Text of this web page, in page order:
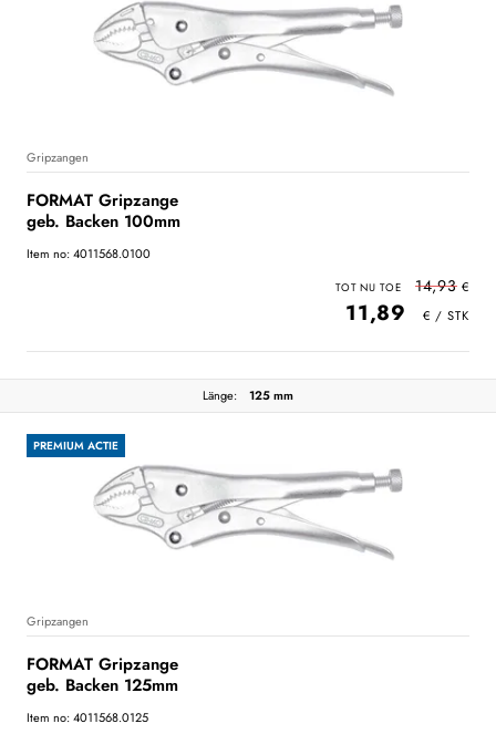
Gripzangen
FORMAT Gripzange
geb. Backen 100mm
Item no: 4011568.0100
14,93
11,89
Länge: 125 mm
PREMIUM ACTIE
Gripzangen
FORMAT Gripzange
geb. Backen 125mm
Item no: 4011568.0125